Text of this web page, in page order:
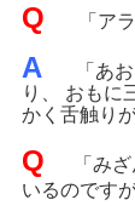
Q 「ア
A
「あ
り、 おもに
かく舌触り
Q 「み
いるのです